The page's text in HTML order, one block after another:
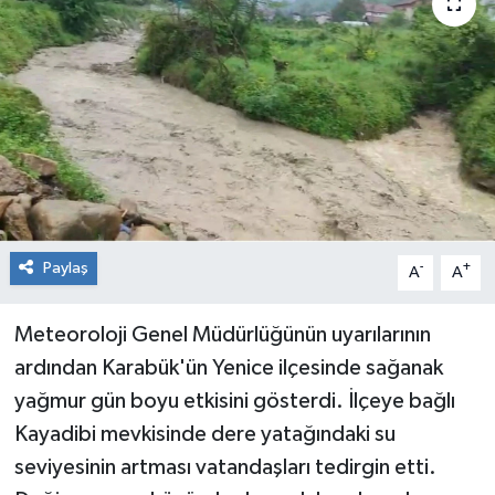
Paylaş A- A+
Meteoroloji Genel Müdürlüğünün uyarılarının
ardından Karabük'ün Yenice ilçesinde sağanak
yağmur gün boyu etkisini gösterdi. İlçeye bağlı
Kayadibi mevkisinde dere yatağındaki su
seviyesinin artması vatandaşları tedirgin etti.
RESMİ İLAN
Künye